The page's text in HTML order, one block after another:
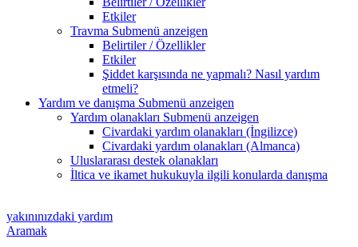
Etkiler
Travma Submenü anzeigen
Belirtiler / Özellikler
Etkiler
Şiddet karşısında ne yapmalı? Nasıl yardım
etmeli?
Yardım ve danışma Submenü anzeigen
Yardım olanakları Submenü anzeigen
Civardaki yardım olanakları (İngilizce)
Civardaki yardım olanakları (Almanca)
Uluslararası destek olanakları
İltica ve ikamet hukukuyla ilgili konularda danışma
yakınınızdaki yardım
Aramak